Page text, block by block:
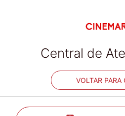
Central de
VOLTAR PARA